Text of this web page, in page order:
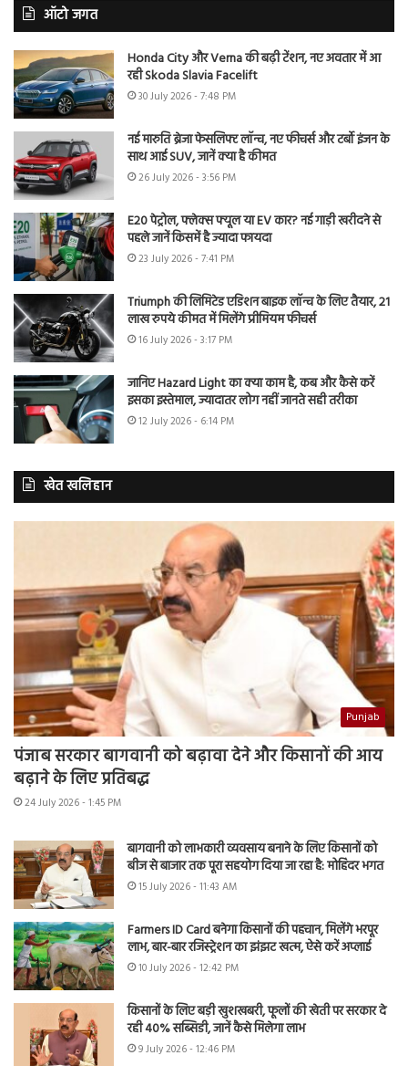
ऑटो जगत
Honda City और Verna की बढ़ी टेंशन, नए अवतार में आ
रही Skoda Slavia Facelift
30 July 2026 - 7:48 PM
नई मारुति ब्रेजा फेसलिफ्ट लॉन्च, नए फीचर्स और टर्बो इंजन के
साथ आई SUV, जानें क्या है कीमत
26 July 2026 - 3:56 PM
E20 पेट्रोल, फ्लेक्स फ्यूल या EV कार? नई गाड़ी खरीदने से
पहले जानें किसमें है ज्यादा फायदा
23 July 2026 - 7:41 PM
Triumph की लिमिटेड एडिशन बाइक लॉन्च के लिए तैयार, 21
लाख रुपये कीमत में मिलेंगे प्रीमियम फीचर्स
16 July 2026 - 3:17 PM
जानिए Hazard Light का क्या काम है, कब और कैसे करें
इसका इस्तेमाल, ज्यादातर लोग नहीं जानते सही तरीका
12 July 2026 - 6:14 PM
खेत खलिहान
Punjab
पंजाब सरकार बागवानी को बढ़ावा देने और किसानों की आय
बढ़ाने के लिए प्रतिबद्ध
24 July 2026 - 1:45 PM
बागवानी को लाभकारी व्यवसाय बनाने के लिए किसानों को
बीज से बाजार तक पूरा सहयोग दिया जा रहा है: मोहिंदर भगत
15 July 2026 - 11:43 AM
Farmers ID Card बनेगा किसानों की पहचान, मिलेंगे भरपूर
लाभ, बार-बार रजिस्ट्रेशन का झंझट खत्म, ऐसे करें अप्लाई
10 July 2026 - 12:42 PM
किसानों के लिए बड़ी खुशखबरी, फूलों की खेती पर सरकार दे
रही 40% सब्सिडी, जानें कैसे मिलेगा लाभ
9 July 2026 - 12:46 PM